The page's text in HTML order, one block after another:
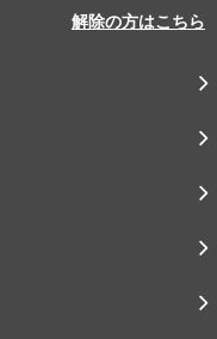
解除の方はこちら